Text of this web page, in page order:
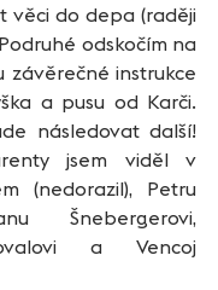
věci do depa (raději
odskočím na
závěrečné instrukce
a pusu od Karči.
následovat další!
jsem viděl v
(nedorazil), Petru
Šnebergerovi,
a Vencoj